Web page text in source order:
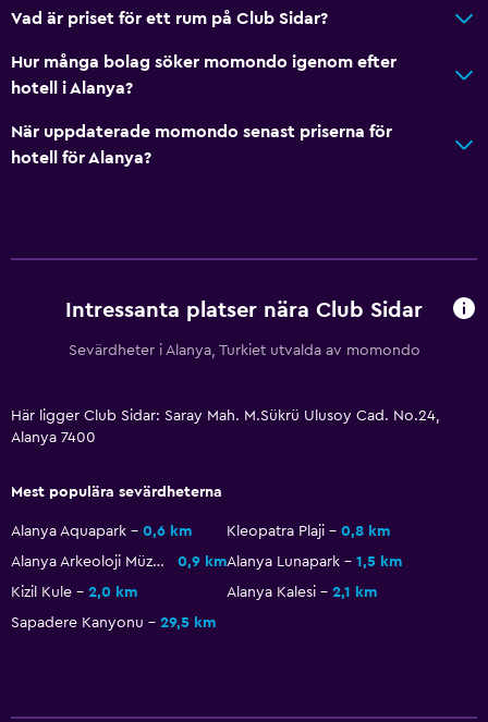
Ugn
Kylskåp
Handikappvänligt
Tillgänglig parkering
Toalett med stödhandtag
Restauranger
Dietspecifika menyer (vid begäran)
Kafeteria
Vad är priset för ett rum på Club Sidar?
Hur många bolag söker momondo igenom efter
hotell i Alanya?
När uppdaterade momondo senast priserna för
hotell för Alanya?
Intressanta platser nära Club Sidar
Sevärdheter i Alanya, Turkiet utvalda av momondo
Här ligger Club Sidar: Saray Mah. M.Sükrü Ulusoy Cad. No.24,
Alanya 7400
Mest populära sevärdheterna
Alanya Aquapark 0,6 km Kleopatra Plaji
0,8 km
Alanya Arkeoloji Müzesi
0,9 kmAlanya Lunapark
1,5 km
Kizil Kule
2,0 km Alanya Kalesi
2,1 km
Sapadere Kanyonu
29,5 km